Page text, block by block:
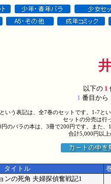
以下の1
1 番目から
いう表記は、全7巻のセットです。1-7と
セットの分売は行
円のバラの本は、3冊で200円です。また
合計5,000円以
タイトル
ンの死角 夫婦探偵奮戦記1